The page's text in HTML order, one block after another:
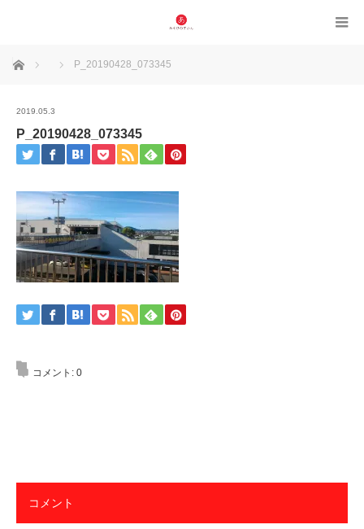
ホーム P_20190428_073345
2019.05.3
P_20190428_073345
コメント: 0
コメント